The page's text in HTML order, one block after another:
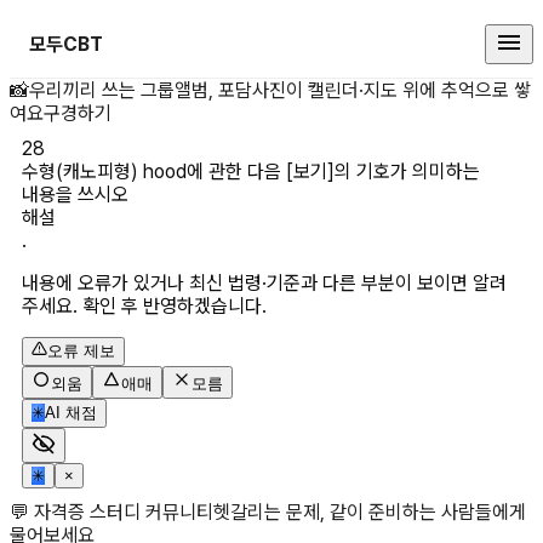
모두CBT
수형(캐노피형) hood에 관한 다음
📸우리끼리 쓰는 그룹앨범, 포담사진이 캘린더·지도 위에 추억으로 쌓
여요구경하기
28
수형(캐노피형) hood에 관한 다음 [보기]의 기호가 의미하는
내용을 쓰시오
해설
.
내용에 오류가 있거나 최신 법령·기준과 다른 부분이 보이면 알려
주세요. 확인 후 반영하겠습니다.
오류 제보
외움
애매
모름
✳AI 채점
✳ ×
💬 자격증 스터디 커뮤니티헷갈리는 문제, 같이 준비하는 사람들에게
물어보세요